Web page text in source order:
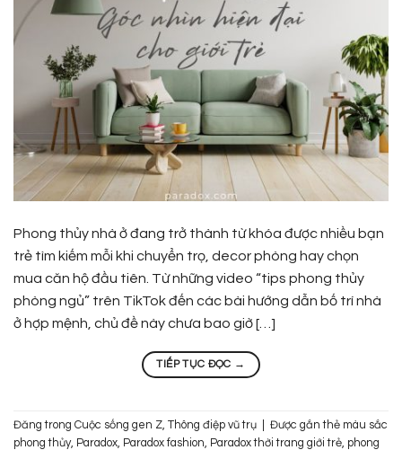
Phong thủy nhà ở đang trở thành từ khóa được nhiều bạn
trẻ tìm kiếm mỗi khi chuyển trọ, decor phòng hay chọn
mua căn hộ đầu tiên. Từ những video “tips phong thủy
phòng ngủ” trên TikTok đến các bài hướng dẫn bố trí nhà
ở hợp mệnh, chủ đề này chưa bao giờ […]
TIẾP TỤC ĐỌC →
Đăng trong Cuộc sống gen Z, Thông điệp vũ trụ Được gắn thẻ màu sắc
phong thủy, Paradox, Paradox fashion, Paradox thời trang giới trẻ, phong